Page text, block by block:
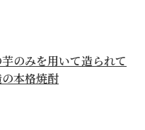
のみを用いて造られて
本格焼酎